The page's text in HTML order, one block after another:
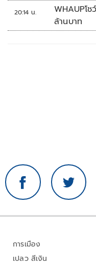
20:14 น.
WHAUPโ
ล้านบาท
การเมือง
เปลว สีเงิน